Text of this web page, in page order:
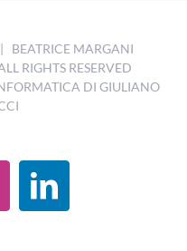
BEATRICE MARGANI
RIGHTS RESERVED
DI GIULIANO